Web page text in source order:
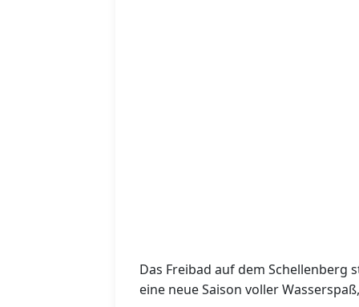
Das Freibad auf dem Schellenberg
eine neue Saison voller